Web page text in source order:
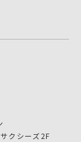
クシーズ2F